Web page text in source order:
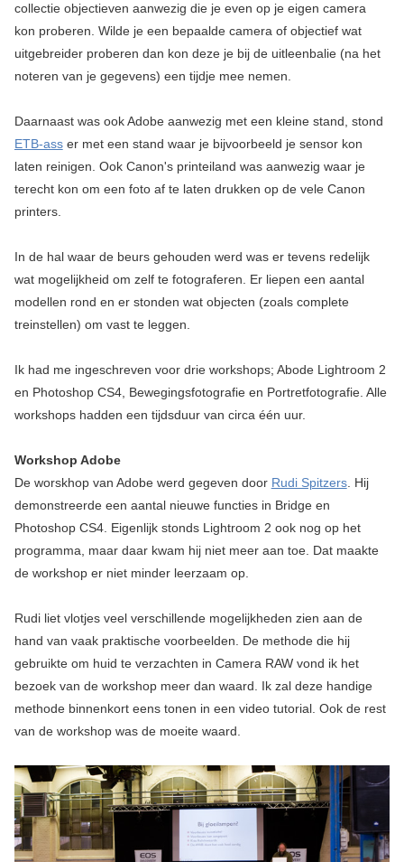
collectie objectieven aanwezig die je even op je eigen camera
kon proberen. Wilde je een bepaalde camera of objectief wat
uitgebreider proberen dan kon deze je bij de uitleenbalie (na het
noteren van je gegevens) een tijdje mee nemen.
Daarnaast was ook Adobe aanwezig met een kleine stand, stond
ETB-asser met een stand waar je bijvoorbeeld je sensor kon
laten reinigen. Ook Canon's printeiland was aanwezig waar je
terecht kon om een foto af te laten drukken op de vele Canon
printers.
In de hal waar de beurs gehouden werd was er tevens redelijk
wat mogelijkheid om zelf te fotograferen. Er liepen een aantal
modellen rond en er stonden wat objecten (zoals complete
treinstellen) om vast te leggen.
Ik had me ingeschreven voor drie workshops; Abode Lightroom 2
en Photoshop CS4, Bewegingsfotografie en Portretfotografie. Alle
workshops hadden een tijdsduur van circa één uur.
Workshop Adobe
De worskhop van Adobe werd gegeven door Rudi Spitzers. Hij
demonstreerde een aantal nieuwe functies in Bridge en
Photoshop CS4. Eigenlijk stonds Lightroom 2 ook nog op het
programma, maar daar kwam hij niet meer aan toe. Dat maakte
de workshop er niet minder leerzaam op.
Rudi liet vlotjes veel verschillende mogelijkheden zien aan de
hand van vaak praktische voorbeelden. De methode die hij
gebruikte om huid te verzachten in Camera RAW vond ik het
bezoek van de workshop meer dan waard. Ik zal deze handige
methode binnenkort eens tonen in een video tutorial. Ook de rest
van de workshop was de moeite waard.